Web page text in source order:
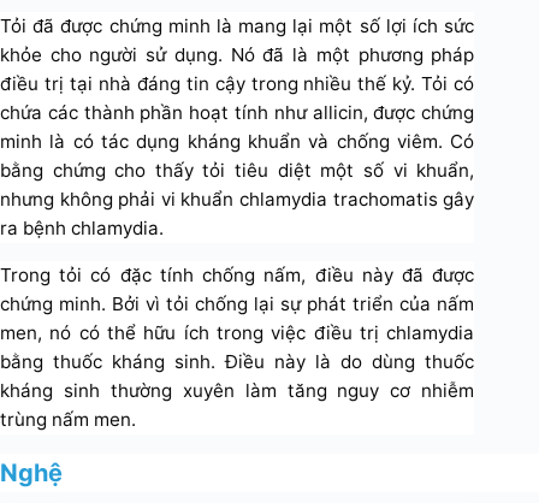
Tỏi đã được chứng minh là mang lại một số lợi ích sức
khỏe cho người sử dụng. Nó đã là một phương pháp
điều trị tại nhà đáng tin cậy trong nhiều thế kỷ. Tỏi có
chứa các thành phần hoạt tính như allicin, được chứng
minh là có tác dụng kháng khuẩn và chống viêm. Có
bằng chứng cho thấy tỏi tiêu diệt một số vi khuẩn,
nhưng không phải vi khuẩn chlamydia trachomatis gây
ra bệnh chlamydia.
Trong tỏi có đặc tính chống nấm, điều này đã được
chứng minh. Bởi vì tỏi chống lại sự phát triển của nấm
men, nó có thể hữu ích trong việc điều trị chlamydia
bằng thuốc kháng sinh. Điều này là do dùng thuốc
kháng sinh thường xuyên làm tăng nguy cơ nhiễm
trùng nấm men.
Nghệ